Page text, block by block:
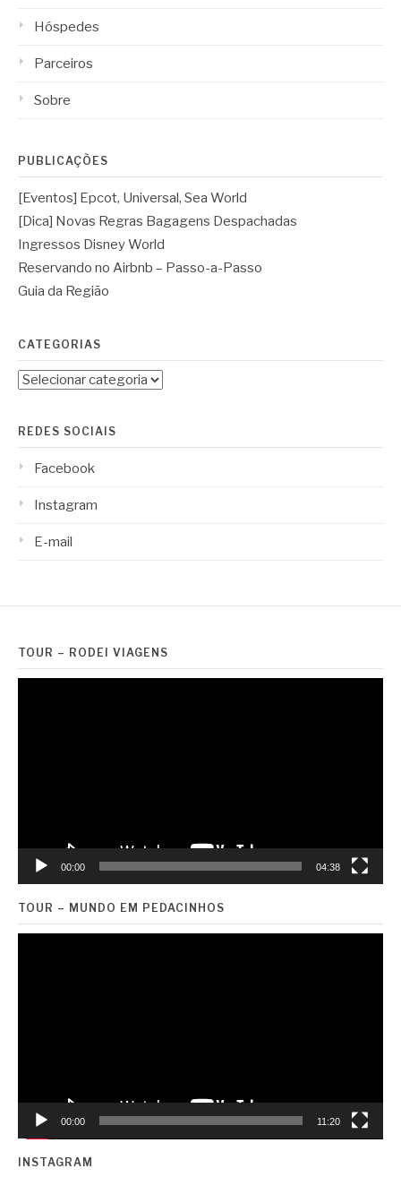
Hóspedes
Parceiros
Sobre
PUBLICAÇÕES
[Eventos] Epcot, Universal, Sea World
[Dica] Novas Regras Bagagens Despachadas
Ingressos Disney World
Reservando no Airbnb – Passo-a-Passo
Guia da Região
CATEGORIAS
Categorias
REDES SOCIAIS
Facebook
Instagram
E-mail
TOUR – RODEI VIAGENS
00:00 04:38
TOUR – MUNDO EM PEDACINHOS
00:00 11:20
INSTAGRAM